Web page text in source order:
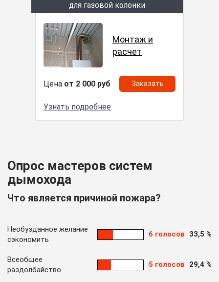
для газовой колонки
Монтаж и
расчет
Цена от 2 000 руб Заказать
Узнать подробнее
Опрос мастеров систем
дымохода
Что является причиной пожара?
Необузданное желание
сэкономить
6 голосов 33,5 %
Всеобщее
раздолбайство
5 голосов 29,4 %